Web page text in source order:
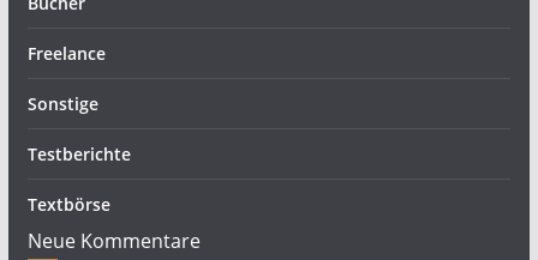
Freelance
Sonstige
Testberichte
Textbörse
Neue Kommentare